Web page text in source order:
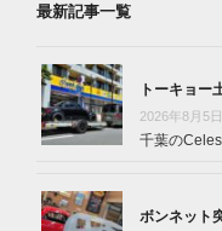
最新記事一覧
トーキョー
2026年8月5日
千葉の
ボンネット